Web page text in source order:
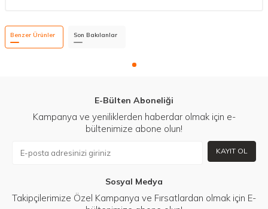
Benzer Ürünler Son Bakılanlar
E-Bülten Aboneliği
Kampanya ve yeniliklerden haberdar olmak için e-
bültenimize abone olun!
KAYIT OL
Sosyal Medya
Takipçilerimize Özel Kampanya ve Fırsatlardan olmak için E-